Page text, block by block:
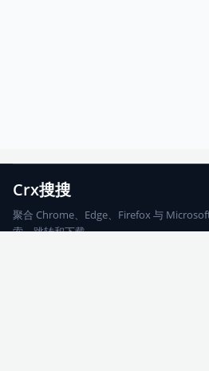
Crx搜搜
聚合 Chrome、Edge、Firefox 与
索、跳转和下载。